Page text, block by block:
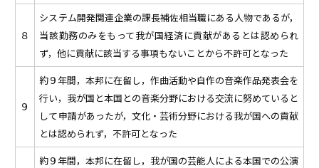
８
システム開発関連企業の課長補佐相当職にある人物であるが，
当該勤務のみをもって我が国経済に貢献があるとは認められ
ず，他に貢献に該当する事項もないことから不許可となった
９
約９年間，本邦に在留し，作曲活動や自作の音楽作品発表会を
行い，我が国と本国との音楽分野における交流に努めていると
して申請があったが，文化・芸術分野における我が国への貢献
とは認められず，不許可となった
約９年間，本邦に在留し，我が国の芸能人による本国での公演